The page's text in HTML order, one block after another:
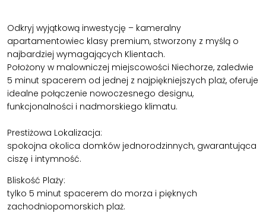
Odkryj wyjątkową inwestycję – kameralny
apartamentowiec klasy premium, stworzony z myślą o
najbardziej wymagających Klientach.
Położony w malowniczej miejscowości Niechorze, zaledwie
5 minut spacerem od jednej z najpiękniejszych plaż, oferuje
idealne połączenie nowoczesnego designu,
funkcjonalności i nadmorskiego klimatu.
Prestiżowa Lokalizacja:
spokojna okolica domków jednorodzinnych, gwarantująca
ciszę i intymność.
Bliskość Plaży:
tylko 5 minut spacerem do morza i pięknych
zachodniopomorskich plaż.